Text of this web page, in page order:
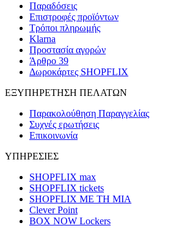
Παραδόσεις
Επιστροφές προϊόντων
Τρόποι πληρωμής
Klarna
Προστασία αγορών
Άρθρο 39
Δωροκάρτες SHOPFLIX
ΕΞΥΠΗΡΕΤΗΣΗ ΠΕΛΑΤΩΝ
Παρακολούθηση Παραγγελίας
Συχνές ερωτήσεις
Επικοινωνία
ΥΠΗΡΕΣΙΕΣ
SHOPFLIX max
SHOPFLIX tickets
SHOPFLIX ΜΕ ΤΗ ΜΙΑ
Clever Point
BOX NOW Lockers